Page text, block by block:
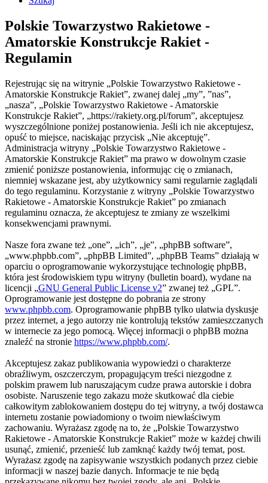
Polskie Towarzystwo Rakietowe -
Amatorskie Konstrukcje Rakiet -
Regulamin
Rejestrując się na witrynie „Polskie Towarzystwo Rakietowe -
Amatorskie Konstrukcje Rakiet”, zwanej dalej „my”, ”nas”,
„nasza”, „Polskie Towarzystwo Rakietowe - Amatorskie
Konstrukcje Rakiet”, „https://rakiety.org.pl/forum”, akceptujesz
wyszczególnione poniżej postanowienia. Jeśli ich nie akceptujesz,
opuść to miejsce, naciskając przycisk „Nie akceptuję”.
Administracja witryny „Polskie Towarzystwo Rakietowe -
Amatorskie Konstrukcje Rakiet” ma prawo w dowolnym czasie
zmienić poniższe postanowienia, informując cię o zmianach,
niemniej wskazane jest, aby użytkownicy sami regularnie zaglądali
do tego regulaminu. Korzystanie z witryny „Polskie Towarzystwo
Rakietowe - Amatorskie Konstrukcje Rakiet” po zmianach
regulaminu oznacza, że akceptujesz te zmiany ze wszelkimi
konsekwencjami prawnymi.
Nasze fora zwane też „one”, „ich”, „je”, „phpBB software”,
„www.phpbb.com”, „phpBB Limited”, „phpBB Teams” działają w
oparciu o oprogramowanie wykorzystujące technologię phpBB,
która jest środowiskiem typu witryny (bulletin board), wydane na
licencji „GNU General Public License v2” zwanej też „GPL”.
Oprogramowanie jest dostępne do pobrania ze strony
www.phpbb.com. Oprogramowanie phpBB tylko ułatwia dyskusje
przez internet, a jego autorzy nie kontrolują tekstów zamieszczanych
w internecie za jego pomocą. Więcej informacji o phpBB można
znaleźć na stronie https://www.phpbb.com/.
Akceptujesz zakaz publikowania wypowiedzi o charakterze
obraźliwym, oszczerczym, propagującym treści niezgodne z
polskim prawem lub naruszającym cudze prawa autorskie i dobra
osobiste. Naruszenie tego zakazu może skutkować dla ciebie
całkowitym zablokowaniem dostępu do tej witryny, a twój dostawca
internetu zostanie powiadomiony o twoim niewłaściwym
zachowaniu. Wyrażasz zgodę na to, że „Polskie Towarzystwo
Rakietowe - Amatorskie Konstrukcje Rakiet” może w każdej chwili
usunąć, zmienić, przenieść lub zamknąć każdy twój temat, post.
Wyrażasz zgodę na zapisywanie wszystkich podanych przez ciebie
informacji w naszej bazie danych. Informacje te nie będą